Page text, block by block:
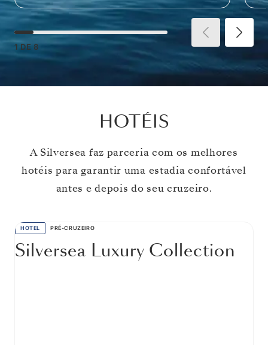
1 DE 8
HOTÉIS
A Silversea faz parceria com os melhores
hotéis para garantir uma estadia confortável
antes e depois do seu cruzeiro.
HOTEL PRÉ-CRUZEIRO
Silversea Luxury Collection